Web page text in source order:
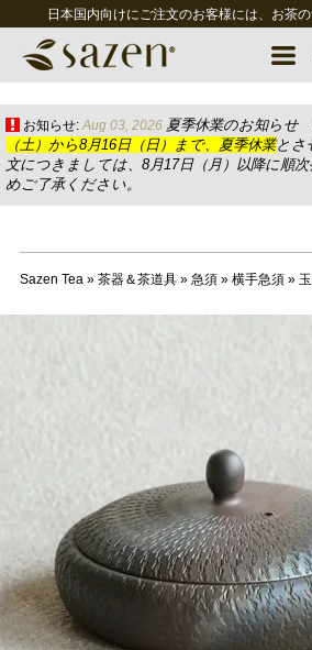
日本国内向けにご注文のお客様には、お茶
お知らせ: Aug 03, 2026 夏季休業のお知らせ
（土）から8月16日（日）まで、夏季休業とさ
文につきましては、8月17日（月）以降に順
めご了承ください。
Sazen Tea» 茶器＆茶道具» 急須» 横手急須»